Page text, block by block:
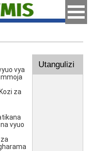
vya
za
vyuo
Utangulizi